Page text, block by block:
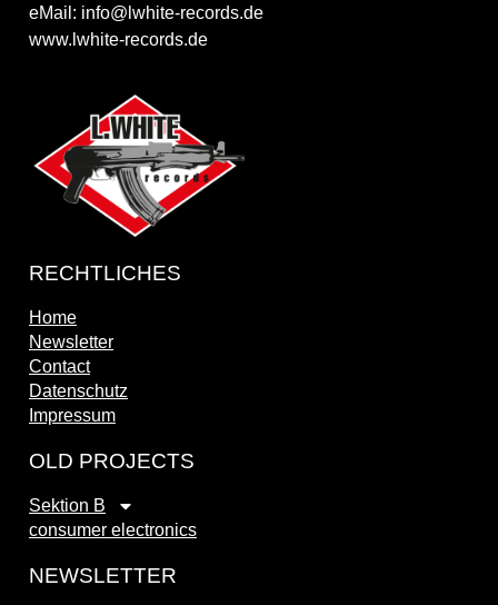
eMail: info@lwhite-records.de
www.lwhite-records.de
RECHTLICHES
Home
Newsletter
Contact
Datenschutz
Impressum
OLD PROJECTS
Sektion B
consumer electronics
NEWSLETTER